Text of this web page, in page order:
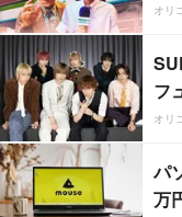
オリ
フ
オリ
パ
万